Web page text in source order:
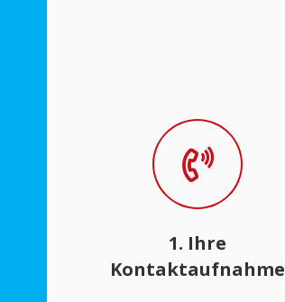
1. Ihre
Kontaktaufnahme